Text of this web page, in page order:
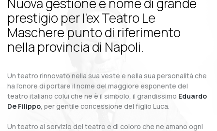
prestigio per l’ex Teatro Le
Maschere punto di riferimento
nella provincia di Napoli.
Un teatro rinnovato nella sua veste e nella sua personalità che
ha l’onore di portare il nome del maggiore esponente del
teatro italiano colui che ne è il simbolo, il grandissimo Eduardo
De Filippo, per gentile concessione del figlio Luca.
Un teatro al servizio del teatro e di coloro che ne amano ogni